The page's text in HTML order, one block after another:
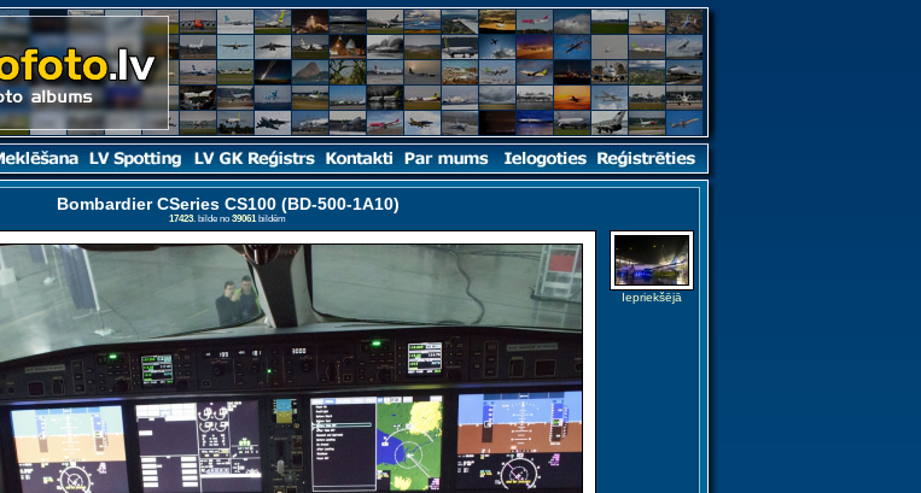
Bombardier CSeries CS100 (BD-500-1A10)
17423. bilde no 39061bildēm
Iepriekšējā